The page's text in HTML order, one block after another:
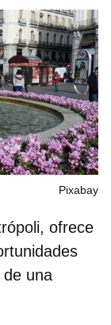
Pixabay
ofrece
una